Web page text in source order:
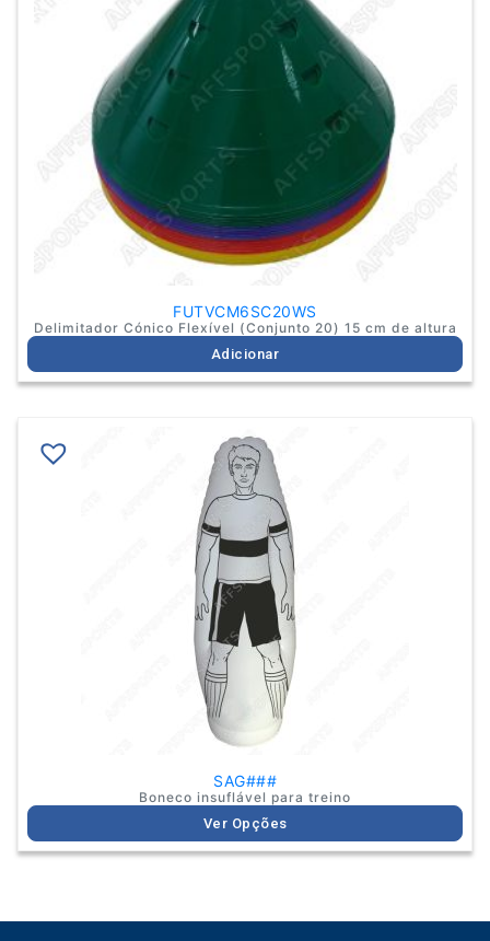
FUTVCM6SC20WS
Delimitador Cónico Flexível (Conjunto 20) 15 cm de altura
Adicionar
SAG###
Boneco insuflável para treino
Ver Opções
This
product
has
multiple
variants.
The
options
may
chosen
on
the
product
page